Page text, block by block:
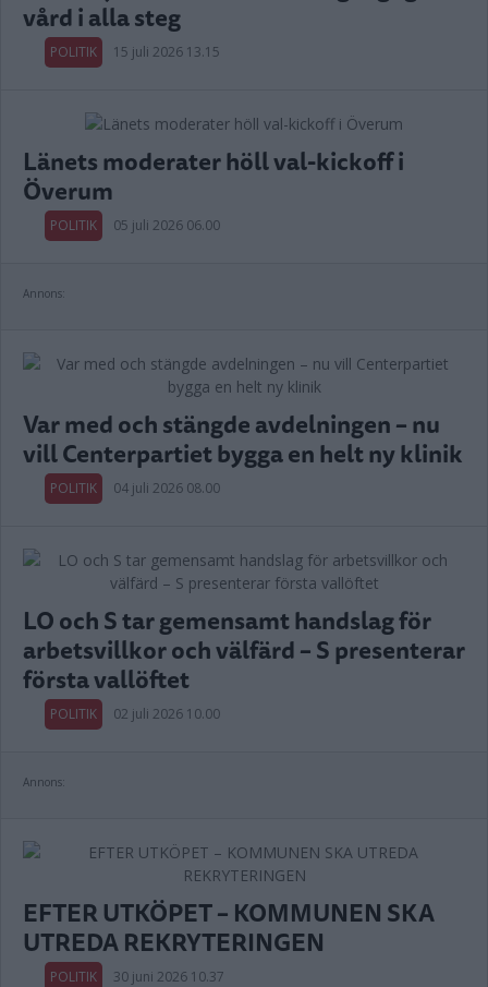
vård i alla steg
POLITIK 15 juli 2026 13.15
Länets moderater höll val-kickoff i
Överum
POLITIK 05 juli 2026 06.00
Annons:
Var med och stängde avdelningen – nu
vill Centerpartiet bygga en helt ny klinik
POLITIK 04 juli 2026 08.00
LO och S tar gemensamt handslag för
arbetsvillkor och välfärd – S presenterar
första vallöftet
POLITIK 02 juli 2026 10.00
Annons:
EFTER UTKÖPET – KOMMUNEN SKA
UTREDA REKRYTERINGEN
POLITIK 30 juni 2026 10.37